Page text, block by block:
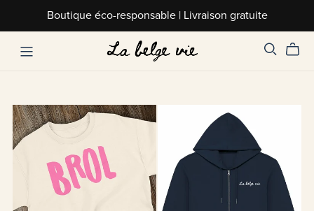
Boutique éco-responsable | Livraison gratuite